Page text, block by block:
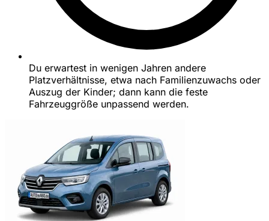
Du erwartest in wenigen Jahren andere
Platzverhältnisse, etwa nach Familienzuwachs oder
Auszug der Kinder; dann kann die feste
Fahrzeuggröße unpassend werden.